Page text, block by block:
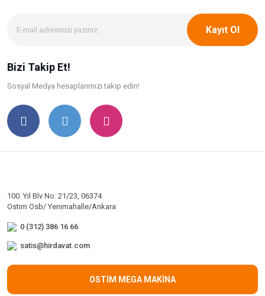
Kayıt Ol
Bizi Takip Et!
Sosyal Medya hesaplarımızı takip edin!
100. Yıl Blv No: 21/23, 06374
Ostim Osb/ Yenimahalle/Ankara
0 (312) 386 16 66
satis@hirdavat.com
OSTİM MEGA MAKİNA